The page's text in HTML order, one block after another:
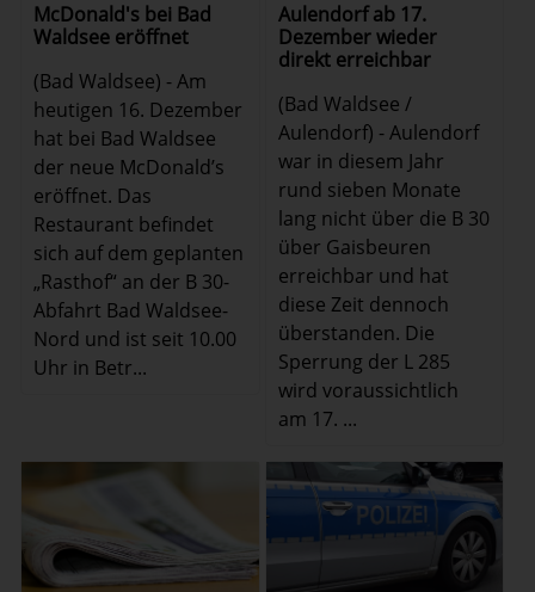
McDonald's bei Bad
Waldsee eröffnet
(Bad Waldsee) - Am
heutigen 16. Dezember
hat bei Bad Waldsee
der neue McDonald’s
eröffnet. Das
Restaurant befindet
sich auf dem geplanten
„Rasthof“ an der B 30-
Abfahrt Bad Waldsee-
Nord und ist seit 10.00
Uhr in Betr...
Aulendorf ab 17.
Dezember wieder
direkt erreichbar
(Bad Waldsee /
Aulendorf) - Aulendorf
war in diesem Jahr
rund sieben Monate
lang nicht über die B 30
über Gaisbeuren
erreichbar und hat
diese Zeit dennoch
überstanden. Die
Sperrung der L 285
wird voraussichtlich
am 17. ...